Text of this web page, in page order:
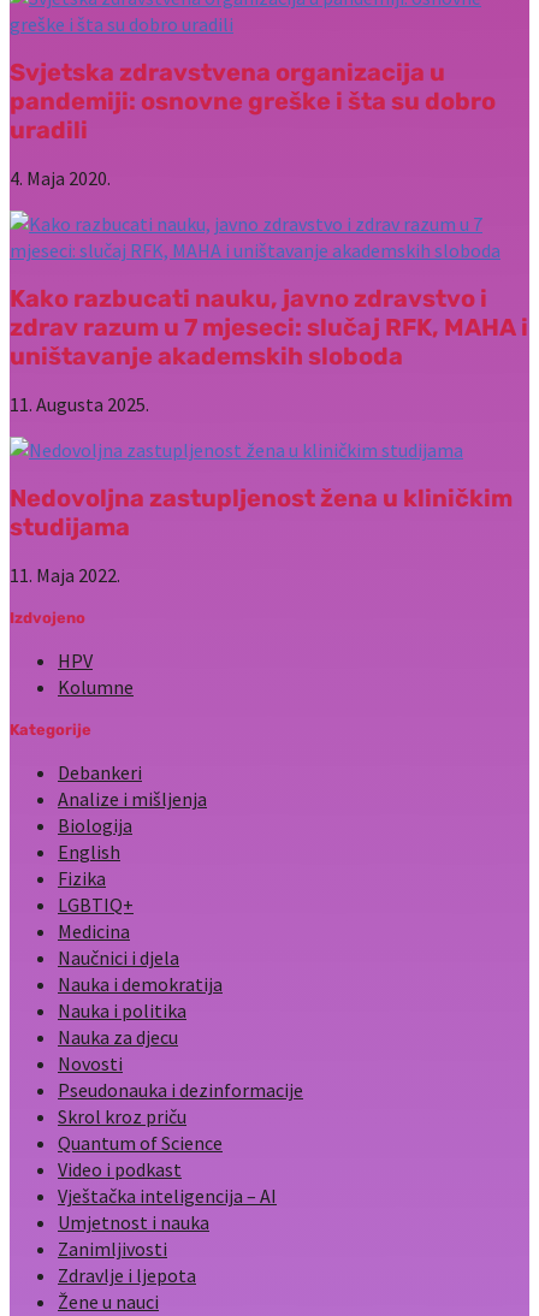
Svjetska zdravstvena organizacija u
pandemiji: osnovne greške i šta su dobro
uradili
4. Maja 2020.
Kako razbucati nauku, javno zdravstvo i
zdrav razum u 7 mjeseci: slučaj RFK, MAHA i
uništavanje akademskih sloboda
11. Augusta 2025.
Nedovoljna zastupljenost žena u kliničkim
studijama
11. Maja 2022.
Izdvojeno
HPV
Kolumne
Kategorije
Debankeri
Analize i mišljenja
Biologija
English
Fizika
LGBTIQ+
Medicina
Naučnici i djela
Nauka i demokratija
Nauka i politika
Nauka za djecu
Novosti
Pseudonauka i dezinformacije
Skrol kroz priču
Quantum of Science
Video i podkast
Vještačka inteligencija – AI
Umjetnost i nauka
Zanimljivosti
Zdravlje i ljepota
Žene u nauci